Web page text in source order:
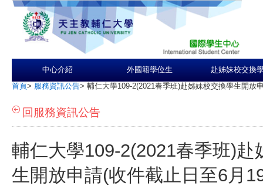
中心介紹 外國籍學位生 赴姊妹校交換
首頁> 服務資訊公告> 輔仁大學109-2(2021春季班)赴姊妹校交換學生開放
回服務資訊公告
輔仁大學109-2(2021春季班)赴
生開放申請(收件截止日至6月